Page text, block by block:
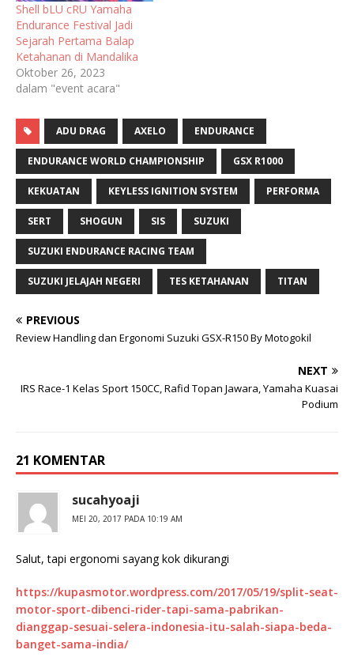
Shell bLU cRU Yamaha
Endurance Festival Jadi
Sejarah Pertama Balap
Ketahanan di Mandalika
Oktober 26, 2023
dalam "event acara"
ADU DRAG AXELO ENDURANCE
ENDURANCE WORLD CHAMPIONSHIP GSX R1000
KEKUATAN KEYLESS IGNITION SYSTEM PERFORMA
SERT SHOGUN SIS SUZUKI
SUZUKI ENDURANCE RACING TEAM
SUZUKI JELAJAH NEGERI TES KETAHANAN TITAN
PREVIOUS
Review Handling dan Ergonomi Suzuki GSX-R150 By Motogokil
NEXT
IRS Race-1 Kelas Sport 150CC, Rafid Topan Jawara, Yamaha Kuasai
Podium
21 KOMENTAR
sucahyoaji
MEI 20, 2017 PADA 10:19 AM
Salut, tapi ergonomi sayang kok dikurangi
https://kupasmotor.wordpress.com/2017/05/19/split-seat-
motor-sport-dibenci-rider-tapi-sama-pabrikan-
dianggap-sesuai-selera-indonesia-itu-salah-siapa-beda-
banget-sama-india/